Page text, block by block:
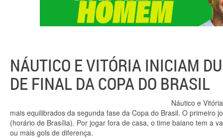
NÁUTICO E VITÓRIA INICIAM
DE FINAL DA COPA DO BRASIL
Náutico e
mais equilibrados da segunda fase da Copa do Brasil. O primeiro
(horário de Brasília). Por jogar fora de casa, o time baiano tem a
ou mais gols de diferença.